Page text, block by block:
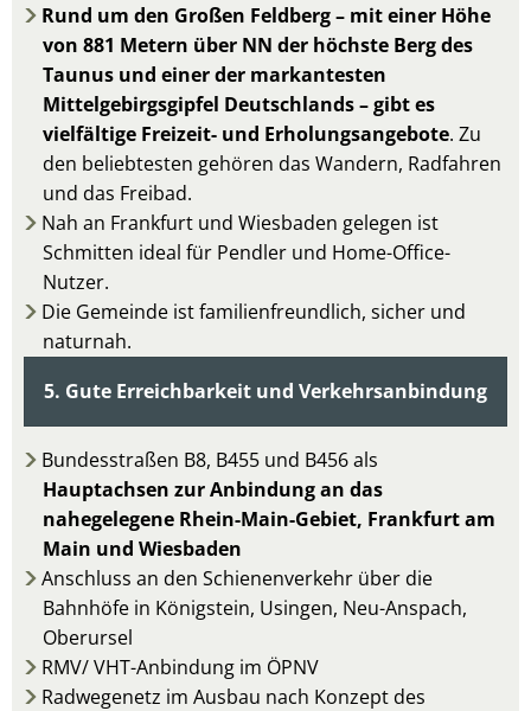
Rund um den Großen Feldberg – mit einer Höhe
von 881 Metern über NN der höchste Berg des
Taunus und einer der markantesten
Mittelgebirgsgipfel Deutschlands – gibt es
vielfältige Freizeit- und Erholungsangebote. Zu
den beliebtesten gehören das Wandern, Radfahren
und das Freibad.
Nah an Frankfurt und Wiesbaden gelegen ist
Schmitten ideal für Pendler und Home-Office-
Nutzer.
Die Gemeinde ist familienfreundlich, sicher und
naturnah.
5. Gute Erreichbarkeit und Verkehrsanbindung
Bundesstraßen B8, B455 und B456 als
Hauptachsen zur Anbindung an das
nahegelegene Rhein-Main-Gebiet, Frankfurt am
Main und Wiesbaden
Anschluss an den Schienenverkehr über die
Bahnhöfe in Königstein, Usingen, Neu-Anspach,
Oberursel
RMV/ VHT-Anbindung im ÖPNV
Radwegenetz im Ausbau nach Konzept des